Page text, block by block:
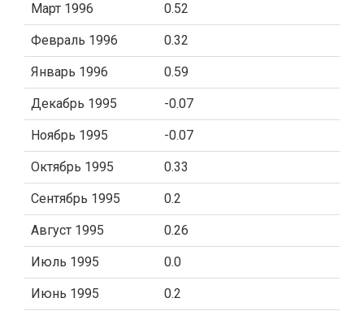
Март 1996 0.52
Февраль 1996 0.32
Январь 1996 0.59
Декабрь 1995 -0.07
Ноябрь 1995 -0.07
Октябрь 1995 0.33
Сентябрь 1995 0.2
Август 1995 0.26
Июль 1995 0.0
Июнь 1995 0.2